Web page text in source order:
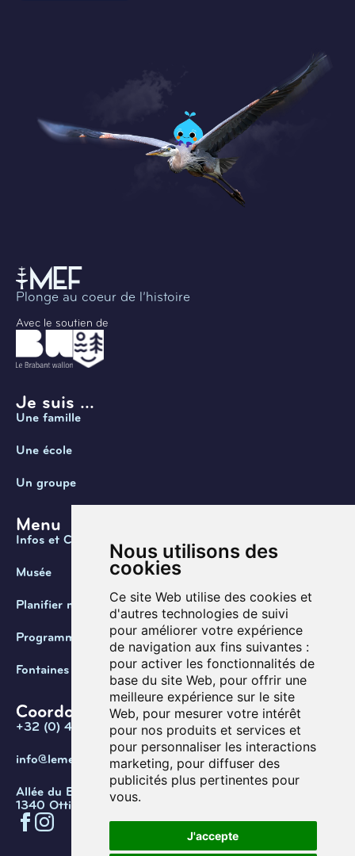
Nous utilisons des
cookies
Ce site Web utilise des cookies et
d'autres technologies de suivi
pour améliorer votre expérience
de navigation aux fins suivantes :
pour activer les fonctionnalités de
base du site Web, pour offrir une
meilleure expérience sur le site
Web, pour mesurer votre intérêt
pour nos produits et services et
pour personnaliser les interactions
marketing, pour diffuser des
publicités plus pertinentes pour
vous.
J'accepte
Plonge au coeur de l’histoire
Avec le soutien de
Je suis ...
Une famille
Une école
Un groupe
Menu
Infos et Contact
Musée
Planifier ma visite
Programmation
Fontaines de Belgique
Coordonnées
+32 (0) 470 / 67.20.55
info@lemef.be
Allée du Bois des Rêves 1,
1340 Ottignies-Louvain-la-Neuve
Confidentialité
Cookies